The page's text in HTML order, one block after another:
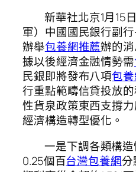
新華社北京1月15
軍）中國國民銀行副
辦舉包養網推薦辦的
據以後經濟金融情勢需
民銀即將發布八項包
行重點範疇信貸投放
性貨泉政策東西支撐
經濟構造轉型優化。
一是下調各類構
0.25個百台灣包養網分